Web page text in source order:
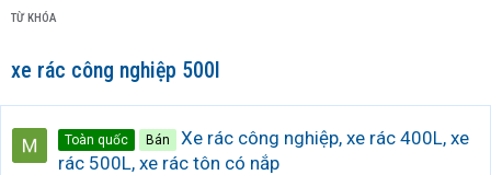
TỪ KHÓA
xe rác công nghiệp 500l
Toàn quốc Bán
Xe rác công nghiệp, xe rác 400L, xe
rác 500L, xe rác tôn có nắp